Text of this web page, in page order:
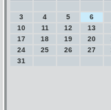
3
4 5 6
10
11 12 13
17
18 19 20
24
25 26 27
31